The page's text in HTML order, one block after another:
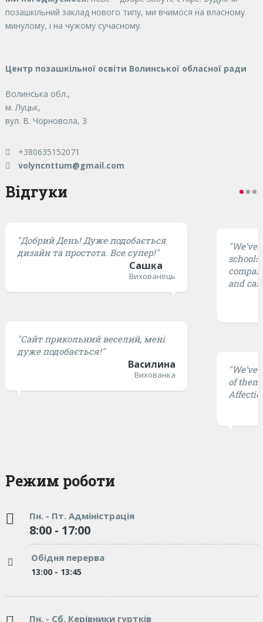
позашкільний заклад нового типу, ми вчимося на власному
минулому, і на чужому сучасному.
Центр позашкільної освіти Волинської обласної ради
Волинська обл.,
м. Луцьк,
вул. В. Чорновола, 3
+380635152071
volyncnttum@gmail.com
Відгуки
"Добрий День! Дуже подобається
дизайн та простота. Все супер!"
Сашка
Вихованець
"Сайт прикольний веселий, мені
дуже подобається!"
Василина
Вихованка
and
of them
Режим роботи
Пн. - Пт. Адміністрація
8:00 - 17:00
Обідня перерва
13:00 - 13:45
Пн. - Сб. Керівники гуртків